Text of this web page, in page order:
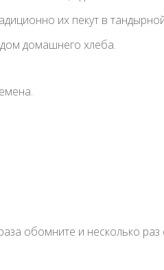
их пекут в
домашнего хлеба.
обомните и несколько раз